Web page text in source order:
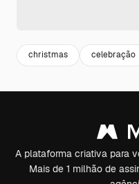
christmas celebração
A plataforma criativa para
Mais de 1 milhão de